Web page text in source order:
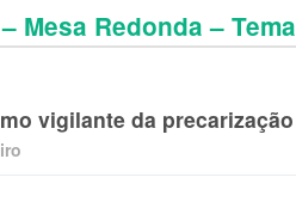
Mesa Redonda –
vigilante da precarização